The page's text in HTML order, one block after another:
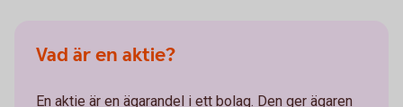
Vad är en aktie?
En aktie är en ägarandel i ett bolag. Den ger ägaren